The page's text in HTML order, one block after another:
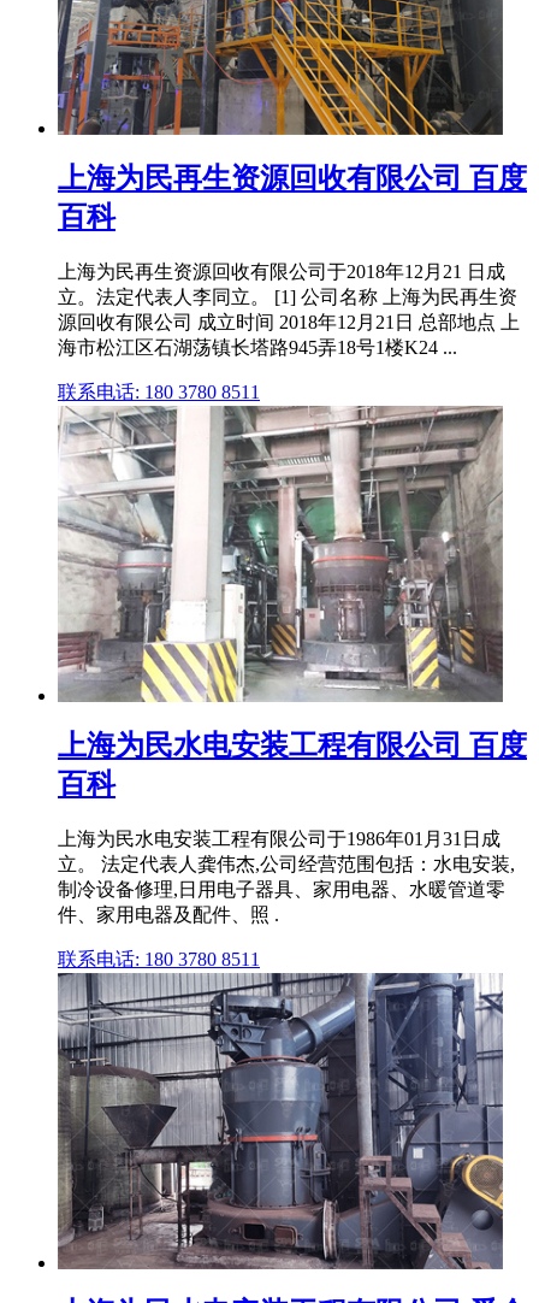
上海为民再生资源回收有限公司 百度
百科
上海为民再生资源回收有限公司于2018年12月21 日成
立。法定代表人李同立。 [1] 公司名称 上海为民再生资
源回收有限公司 成立时间 2018年12月21日 总部地点 上
海市松江区石湖荡镇长塔路945弄18号1楼K24 ...
联系电话: 180 3780 8511
上海为民水电安装工程有限公司 百度
百科
上海为民水电安装工程有限公司于1986年01月31日成
立。 法定代表人龚伟杰,公司经营范围包括：水电安装,
制冷设备修理,日用电子器具、家用电器、水暖管道零
件、家用电器及配件、照 .
联系电话: 180 3780 8511